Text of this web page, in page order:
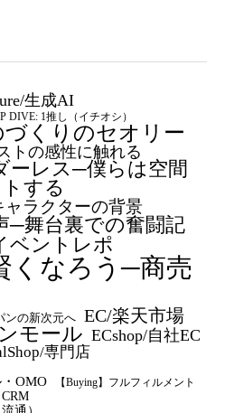
生成AI
DIVE: 1推し（イチオシ）
づくりのセオリー
トの感性に触れる
ーレス─僕らは空間
する
ャラクターの背景
─舞台裏での奮闘記
ベントレポ
くなろう─商売
ンの新次元へ EC/楽天市場
モール ECshop/自社EC
専門店
OMO
【Buying】フルフィルメント